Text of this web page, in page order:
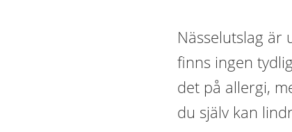
Nässelutslag är
finns ingen
det på allergi,
du själv kan